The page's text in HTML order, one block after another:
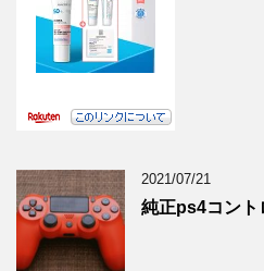
2021/07/21
純正ps4コント